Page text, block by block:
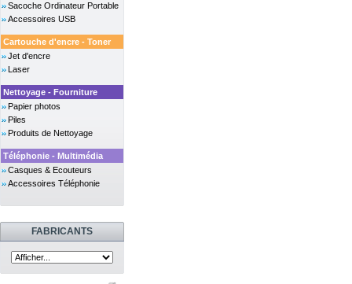
Sacoche Ordinateur Portable
Accessoires USB
Cartouche d'encre - Toner
Jet d'encre
Laser
Nettoyage - Fourniture
Papier photos
Piles
Produits de Nettoyage
Téléphonie - Multimédia
Casques & Ecouteurs
Accessoires Téléphonie
FABRICANTS